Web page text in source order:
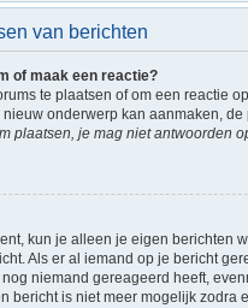
van berichten
of maak een reactie?
te plaatsen of om een reactie
onderwerp kan aanmaken,
plaatsen, je mag niet antwoorden
kun je alleen je eigen berichten
Als er al iemand op je bericht
niemand gereageerd heeft,
bericht is niet meer mogelijk zodra